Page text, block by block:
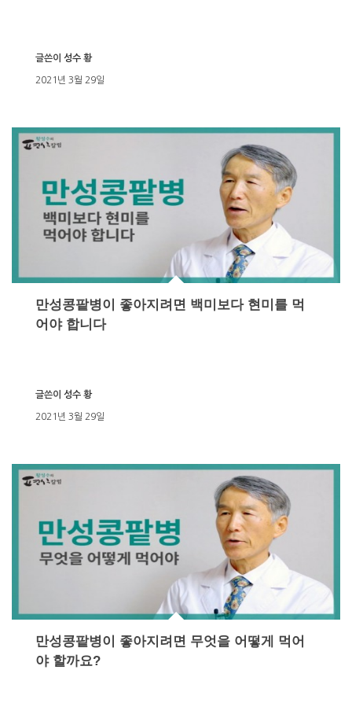
2021년 3월 29일
글쓴이 성수 황
만성콩팥병이 좋아지려면 백미보다 현미를 먹
어야 합니다
2021년 3월 29일
글쓴이 성수 황
만성콩팥병이 좋아지려면 무엇을 어떻게 먹어
야 할까요?